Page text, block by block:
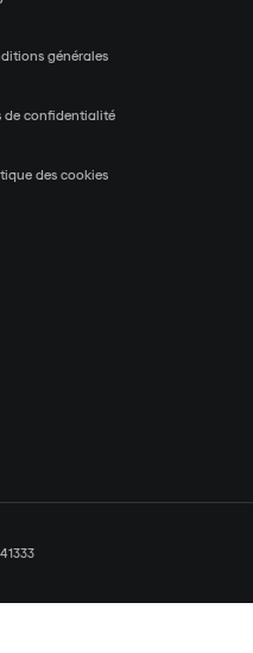
générales
de confidentialité
des cookies